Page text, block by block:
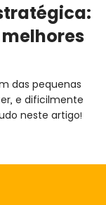
das pequenas
e dificilmente
neste artigo!